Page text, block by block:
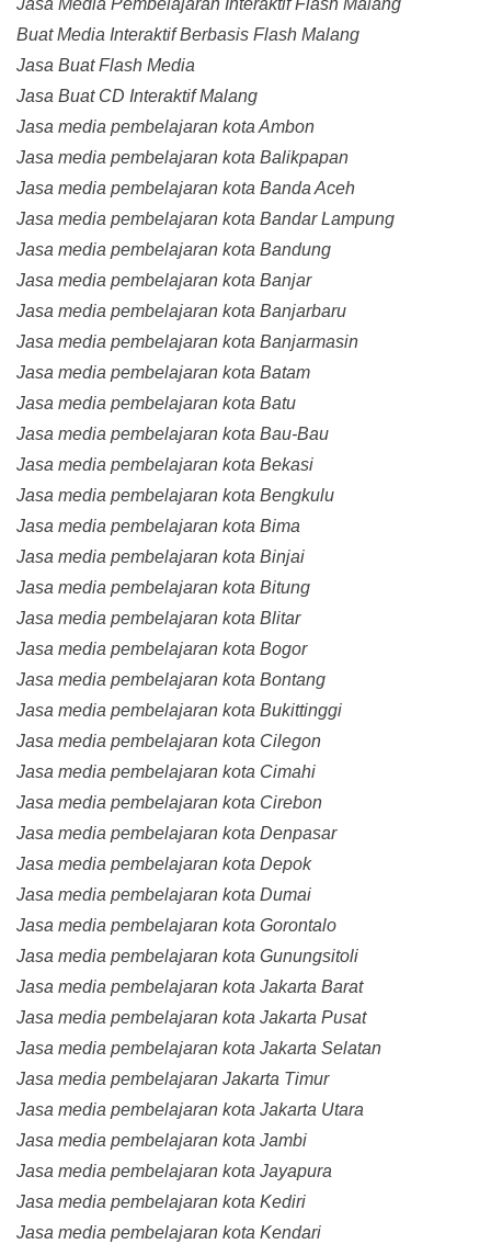
Jasa Media Pembelajaran Interaktif Flash Malang
Buat Media Interaktif Berbasis Flash Malang
Jasa Buat Flash Media
Jasa Buat CD Interaktif Malang
Jasa media pembelajaran kota Ambon
Jasa media pembelajaran kota Balikpapan
Jasa media pembelajaran kota Banda Aceh
Jasa media pembelajaran kota Bandar Lampung
Jasa media pembelajaran kota Bandung
Jasa media pembelajaran kota Banjar
Jasa media pembelajaran kota Banjarbaru
Jasa media pembelajaran kota Banjarmasin
Jasa media pembelajaran kota Batam
Jasa media pembelajaran kota Batu
Jasa media pembelajaran kota Bau-Bau
Jasa media pembelajaran kota Bekasi
Jasa media pembelajaran kota Bengkulu
Jasa media pembelajaran kota Bima
Jasa media pembelajaran kota Binjai
Jasa media pembelajaran kota Bitung
Jasa media pembelajaran kota Blitar
Jasa media pembelajaran kota Bogor
Jasa media pembelajaran kota Bontang
Jasa media pembelajaran kota Bukittinggi
Jasa media pembelajaran kota Cilegon
Jasa media pembelajaran kota Cimahi
Jasa media pembelajaran kota Cirebon
Jasa media pembelajaran kota Denpasar
Jasa media pembelajaran kota Depok
Jasa media pembelajaran kota Dumai
Jasa media pembelajaran kota Gorontalo
Jasa media pembelajaran kota Gunungsitoli
Jasa media pembelajaran kota Jakarta Barat
Jasa media pembelajaran kota Jakarta Pusat
Jasa media pembelajaran kota Jakarta Selatan
Jasa media pembelajaran Jakarta Timur
Jasa media pembelajaran kota Jakarta Utara
Jasa media pembelajaran kota Jambi
Jasa media pembelajaran kota Jayapura
Jasa media pembelajaran kota Kediri
Jasa media pembelajaran kota Kendari